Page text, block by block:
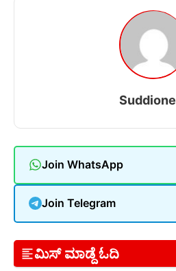
Suddione
Join WhatsApp
Join Telegram
ಮಿಸ್ ಮಾಡ್ದೆ ಓದಿ